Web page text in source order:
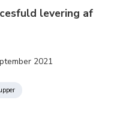
levering af
2021